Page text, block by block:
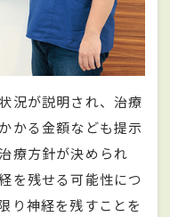
況が説明され、治療
かる金額なども提示
療方針が決められ
を残せる可能性につ
り神経を残すことを